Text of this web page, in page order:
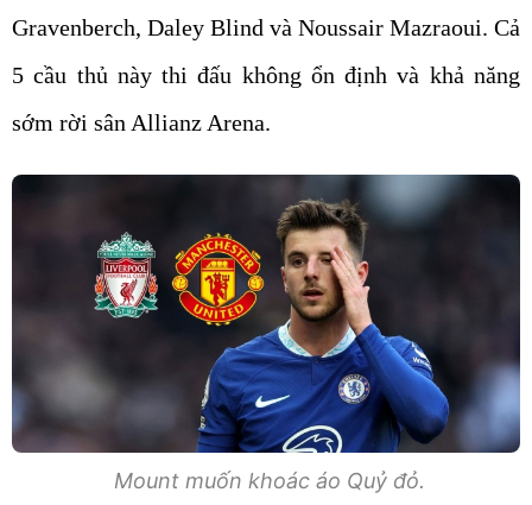
Gravenberch, Daley Blind và Noussair Mazraoui. Cả
5 cầu thủ này thi đấu không ổn định và khả năng
sớm rời sân Allianz Arena.
Mount muốn khoác áo Quỷ đỏ.